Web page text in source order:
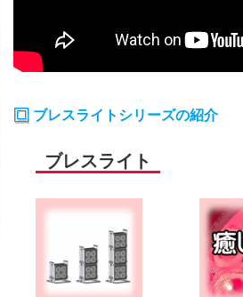
ブレスライトシリーズの紹介
ブレスライト